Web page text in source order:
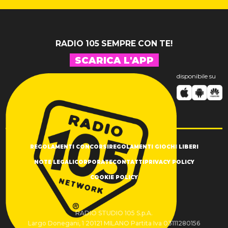
RADIO 105 SEMPRE CON TE!
SCARICA L'APP
disponibile su
REGOLAMENTI CONCORSIREGOLAMENTI GIOCHI LIBERI
NOTE LEGALICORPORATECONTATTIPRIVACY POLICY
COOKIE POLICY
RADIO STUDIO 105 S.p.A.
Largo Donegani, 1 20121 MILANO Partita Iva 03111280156